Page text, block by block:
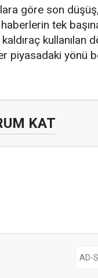
göre son
tek
kullanılan
piyasadaki yönü
KAT